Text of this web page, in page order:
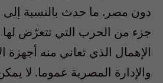
دون مصر. ما حدث بالنسبة إلى
جزء من الحرب التي تتعرّض
الإهمال الذي تعاني منه أجهزة
والإدارة المصرية عموما. لا